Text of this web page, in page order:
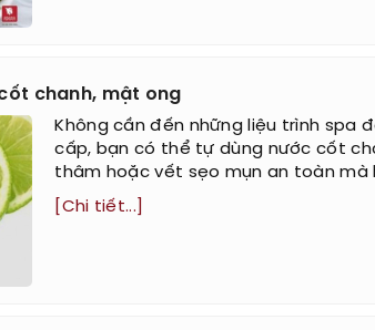
chanh, mật ong
Không cần đến những liệu trình spa
cấp, bạn có thể tự dùng nước cốt
thâm hoặc vết sẹo mụn an toàn mà
[Chi tiết...]